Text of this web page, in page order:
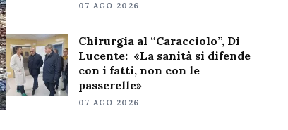
07 AGO 2026
Chirurgia al “Caracciolo”, Di
Lucente: «La sanità si difende
con i fatti, non con le
passerelle»
07 AGO 2026